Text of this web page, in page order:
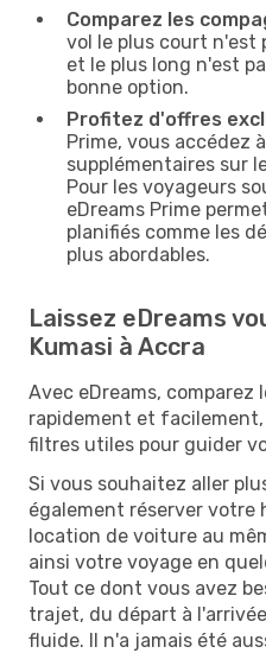
Comparez les
vol le plus court n'est
et le plus long n'est
bonne option.
Profitez d'offres
Prime, vous accédez
supplémentaires sur
Pour les voyageurs
eDreams Prime
planifiés comme les
plus abordables.
Laissez eDreams
Kumasi à Accra
Avec eDreams, comparez
rapidement et
filtres utiles pour guider
Si vous souhaitez aller
également réserver votre
location de voiture au
ainsi votre voyage en
Tout ce dont vous avez
trajet, du départ à
fluide. Il n'a jamais été